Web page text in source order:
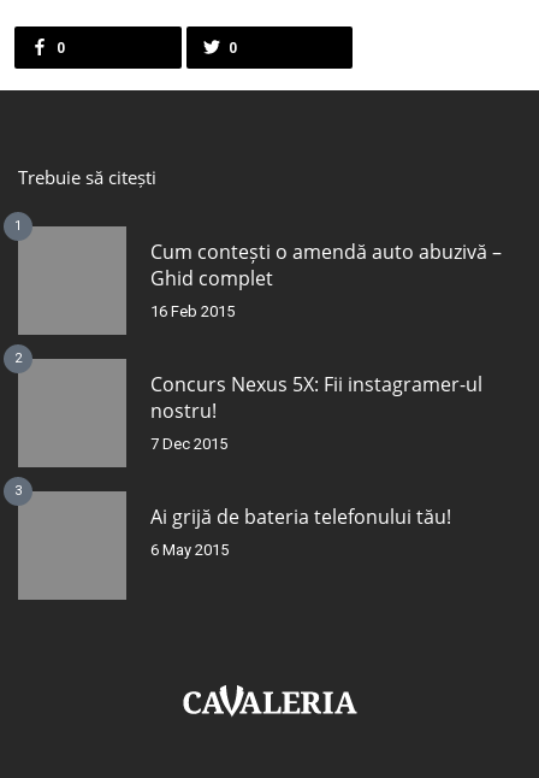
0 0
Trebuie să citești
1
Cum contești o amendă auto abuzivă –
Ghid complet
16 Feb 2015
2
Concurs Nexus 5X: Fii instagramer-ul
nostru!
7 Dec 2015
3
Ai grijă de bateria telefonului tău!
6 May 2015